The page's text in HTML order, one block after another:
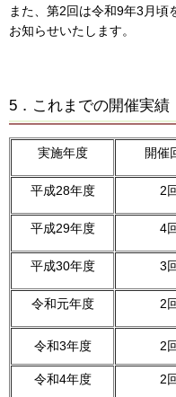
また、第2回は令和9年3月頃
お知らせいたします。
5．これまでの開催実績
実施年度 開催
平成28年度 2
平成29年度 4
平成30年度 3
令和元年度 2
令和3年度 2
令和4年度 2